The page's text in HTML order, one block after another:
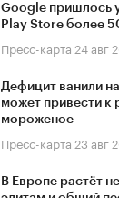
Google пришлось
Play Store более
Пресс-карта 24 авг
Дефицит ванили
может привести к
мороженое
Пресс-карта 23 авг
В Европе растёт